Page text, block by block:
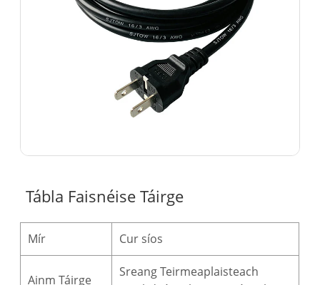
Tábla Faisnéise Táirge
Mír Cur síos
Ainm Táirge
Sreang Teirmeaplaisteach